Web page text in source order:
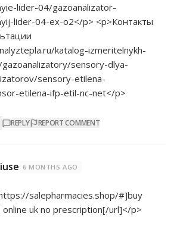
lider-04/gazoanalizator-
lider-04-ex-o2</p> <p>Контакты
katalog-izmeritelnykh-
sensory-dlya-
sensory-etilena-
etilena-ifp-etil-nc-net</p>
REPLY REPORT COMMENT
6 MONTHS AGO
salepharmacies.shop/#]buy
uk no prescription[/url]</p>